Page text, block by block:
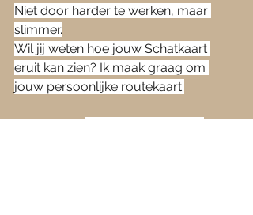
Niet door harder te werken, maar
slimmer.
Wil jij weten hoe jouw Schatkaart
eruit kan zien? Ik maak graag om
jouw persoonlijke routekaart.